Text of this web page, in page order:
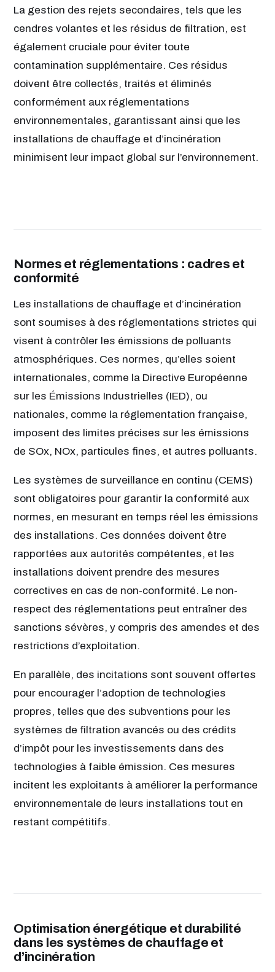
La gestion des rejets secondaires, tels que les
cendres volantes et les résidus de filtration, est
également cruciale pour éviter toute
contamination supplémentaire. Ces résidus
doivent être collectés, traités et éliminés
conformément aux réglementations
environnementales, garantissant ainsi que les
installations de chauffage et d’incinération
minimisent leur impact global sur l’environnement.
Normes et réglementations : cadres et
conformité
Les installations de chauffage et d’incinération
sont soumises à des réglementations strictes qui
visent à contrôler les émissions de polluants
atmosphériques. Ces normes, qu’elles soient
internationales, comme la Directive Européenne
sur les Émissions Industrielles (IED), ou
nationales, comme la réglementation française,
imposent des limites précises sur les émissions
de SOx, NOx, particules fines, et autres polluants.
Les systèmes de surveillance en continu (CEMS)
sont obligatoires pour garantir la conformité aux
normes, en mesurant en temps réel les émissions
des installations. Ces données doivent être
rapportées aux autorités compétentes, et les
installations doivent prendre des mesures
correctives en cas de non-conformité. Le non-
respect des réglementations peut entraîner des
sanctions sévères, y compris des amendes et des
restrictions d’exploitation.
En parallèle, des incitations sont souvent offertes
pour encourager l’adoption de technologies
propres, telles que des subventions pour les
systèmes de filtration avancés ou des crédits
d’impôt pour les investissements dans des
technologies à faible émission. Ces mesures
incitent les exploitants à améliorer la performance
environnementale de leurs installations tout en
restant compétitifs.
Optimisation énergétique et durabilité
dans les systèmes de chauffage et
d’incinération